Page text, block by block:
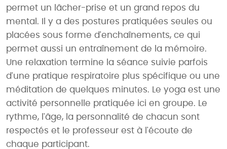
permet un lâcher-prise et un grand repos du
mental. Il y a des postures pratiquées seules ou
placées sous forme d'enchaînements, ce qui
permet aussi un entraînement de la mémoire.
Une relaxation termine la séance suivie parfois
d'une pratique respiratoire plus spécifique ou une
méditation de quelques minutes. Le yoga est une
activité personnelle pratiquée ici en groupe. Le
rythme, l'âge, la personnalité de chacun sont
respectés et le professeur est à l'écoute de
chaque participant.